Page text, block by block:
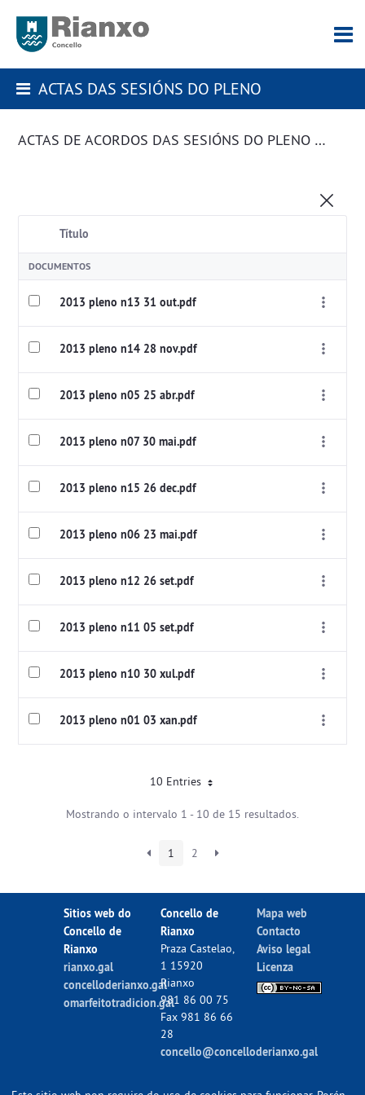
ACTAS DAS SESIÓNS DO PLENO
ACTAS DE ACORDOS DAS SESIÓNS DO PLENO DA CORPORACIÓN
Título
DOCUMENTOS
2013 pleno n13 31 out.pdf
2013 pleno n14 28 nov.pdf
2013 pleno n05 25 abr.pdf
2013 pleno n07 30 mai.pdf
2013 pleno n15 26 dec.pdf
2013 pleno n06 23 mai.pdf
2013 pleno n12 26 set.pdf
2013 pleno n11 05 set.pdf
2013 pleno n10 30 xul.pdf
2013 pleno n01 03 xan.pdf
10 Entries
Mostrando o intervalo 1 - 10 de 15 resultados.
1 2
Sitios web do
Concello de
Rianxo
rianxo.gal
concelloderianxo.gal
omarfeitotradicion.gal
Concello de
Rianxo
Praza Castelao,
1 15920
Rianxo
981 86 00 75
Fax 981 86 66
28
concello@concelloderianxo.gal
Mapa web
Contacto
Aviso legal
Licenza